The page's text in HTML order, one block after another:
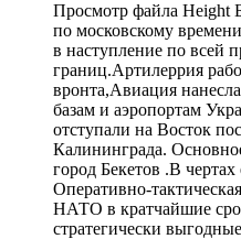
Просмотр файла Height
по московскому
в наступление по всей
границ.Артилеррия
вронта,Авиация
базам и аэропортам
отступали на Восток
Калининграда.
город Бекетов .В чертах
Оперативно-
НАТО в кратчайшие
стратегически